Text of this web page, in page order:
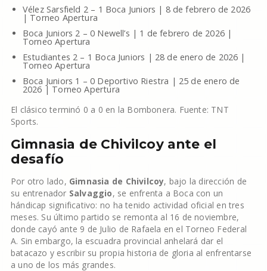
Vélez Sarsfield 2 – 1 Boca Juniors | 8 de febrero de 2026
| Torneo Apertura
Boca Juniors 2 – 0 Newell’s | 1 de febrero de 2026 |
Torneo Apertura
Estudiantes 2 – 1 Boca Juniors | 28 de enero de 2026 |
Torneo Apertura
Boca Juniors 1 – 0 Deportivo Riestra | 25 de enero de
2026 | Torneo Apertura
El clásico terminó 0 a 0 en la Bombonera. Fuente: TNT
Sports.
Gimnasia de Chivilcoy ante el
desafío
Por otro lado, Gimnasia de Chivilcoy, bajo la dirección de
su entrenador Salvaggio, se enfrenta a Boca con un
hándicap significativo: no ha tenido actividad oficial en tres
meses. Su último partido se remonta al 16 de noviembre,
donde cayó ante 9 de Julio de Rafaela en el Torneo Federal
A. Sin embargo, la escuadra provincial anhelará dar el
batacazo y escribir su propia historia de gloria al enfrentarse
a uno de los más grandes.